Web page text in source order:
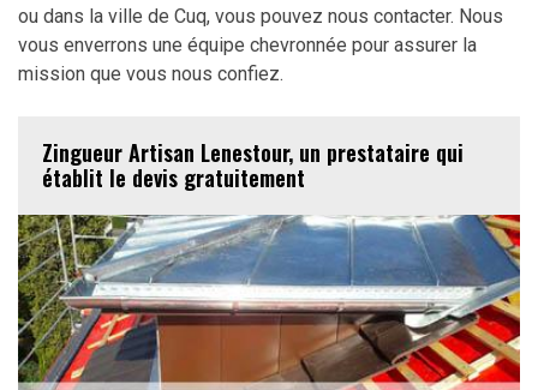
ou dans la ville de Cuq, vous pouvez nous contacter. Nous
vous enverrons une équipe chevronnée pour assurer la
mission que vous nous confiez.
Zingueur Artisan Lenestour, un prestataire qui
établit le devis gratuitement